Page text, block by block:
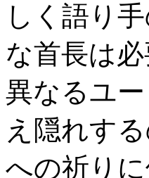
しく語り
な首長は
異なるユ
え隠れす
への祈り